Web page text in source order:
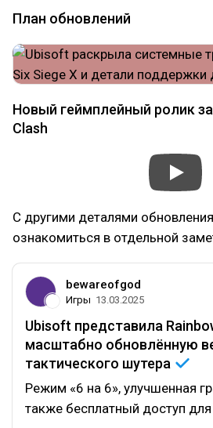
План обновлений
Новый геймплейный ролик
Clash
С другими деталями
ознакомиться в отдельной
bewareofgod
Игры 13.03.2025
Ubisoft представила
масштабно обновлённую
тактического шутера
Режим «6 на 6», улучшенная
также бесплатный доступ